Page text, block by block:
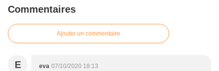
Commentaires
Ajouter un commentaire
E eva 07/10/2020 18:13